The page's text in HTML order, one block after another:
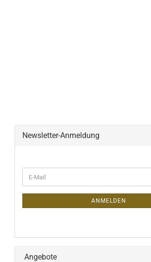
Newsletter-Anmeldung
ZUR
E-
Mail
ANMELDEN
Angebote